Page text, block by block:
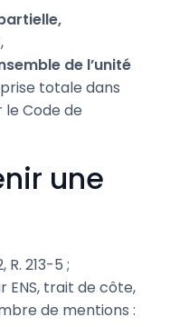
de l’unité
totale dans
Code de
une
R. 213-5 ;
ENS, trait de côte,
de mentions :